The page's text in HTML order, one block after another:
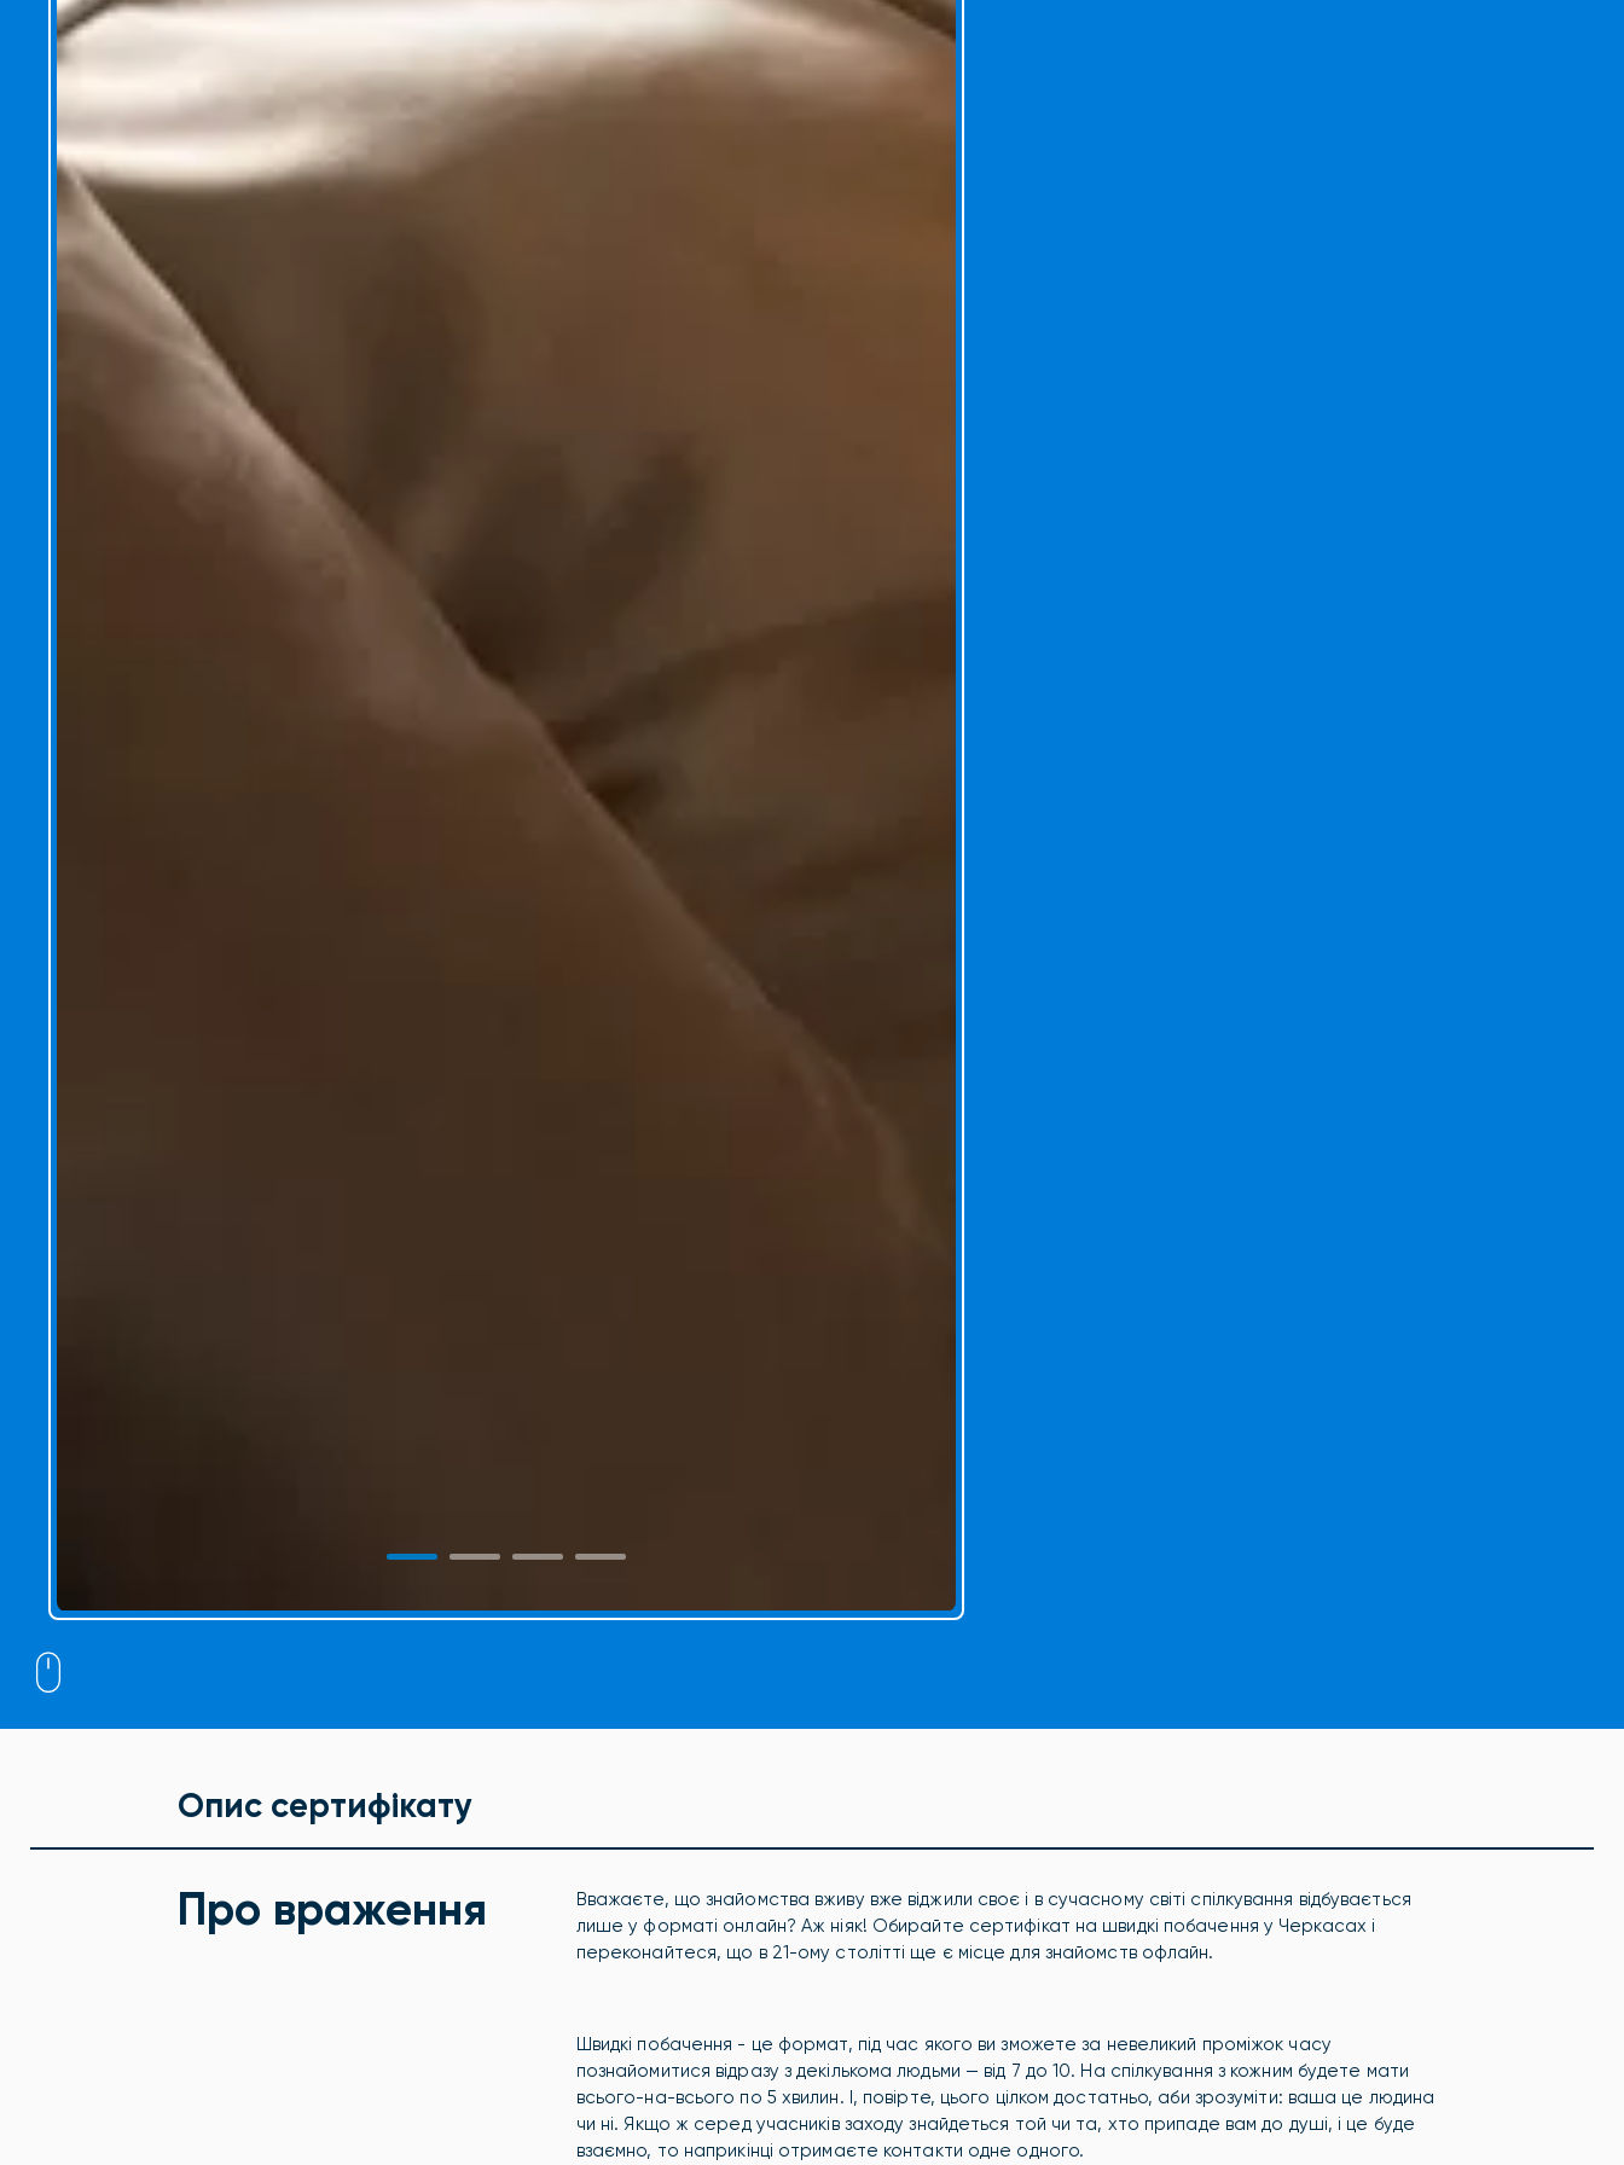
Опис сертифікату
Про враження
Вважаєте, що знайомства вживу вже віджили своє і в сучасному світі спілкування відбувається
лише у форматі онлайн? Аж ніяк! Обирайте сертифікат на швидкі побачення у Черкасах і
переконайтеся, що в 21-ому столітті ще є місце для знайомств офлайн.
Швидкі побачення - це формат, під час якого ви зможете за невеликий проміжок часу
познайомитися відразу з декількома людьми — від 7 до 10. На спілкування з кожним будете мати
всього-на-всього по 5 хвилин. І, повірте, цього цілком достатньо, аби зрозуміти: ваша це людина
чи ні. Якщо ж серед учасників заходу знайдеться той чи та, хто припаде вам до душі, і це буде
взаємно, то наприкінці отримаєте контакти одне одного.